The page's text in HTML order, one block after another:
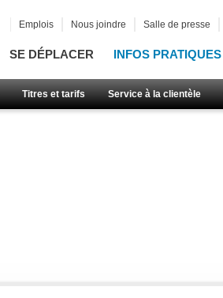
SE DÉPLACER INFOS PRATIQUES
Titres et tarifs Service à la clientèle
Emplois Nous joindre Salle de presse